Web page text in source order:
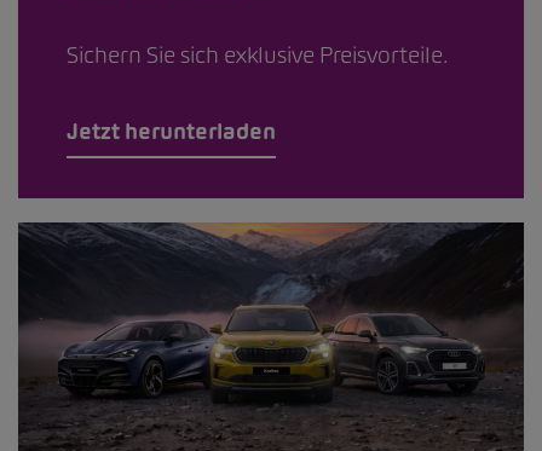
Sichern Sie sich exklusive Preisvorteile.
Jetzt herunterladen